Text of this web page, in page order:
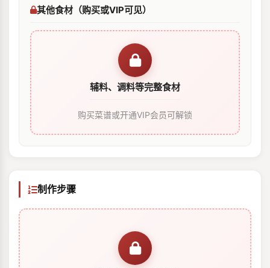
其他食材（购买或VIP可见）
辅料、调料等完整食材
购买菜谱或开通VIP会员可解锁
制作步骤